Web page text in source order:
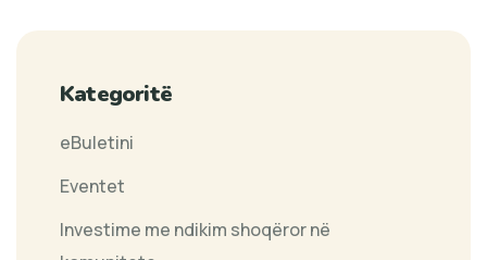
Kategoritë
eBuletini
Eventet
Investime me ndikim shoqëror në